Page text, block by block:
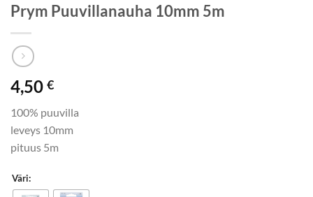
Prym Puuvillanauha 10mm 5m
4,50 €
100% puuvilla
leveys 10mm
pituus 5m
Väri: